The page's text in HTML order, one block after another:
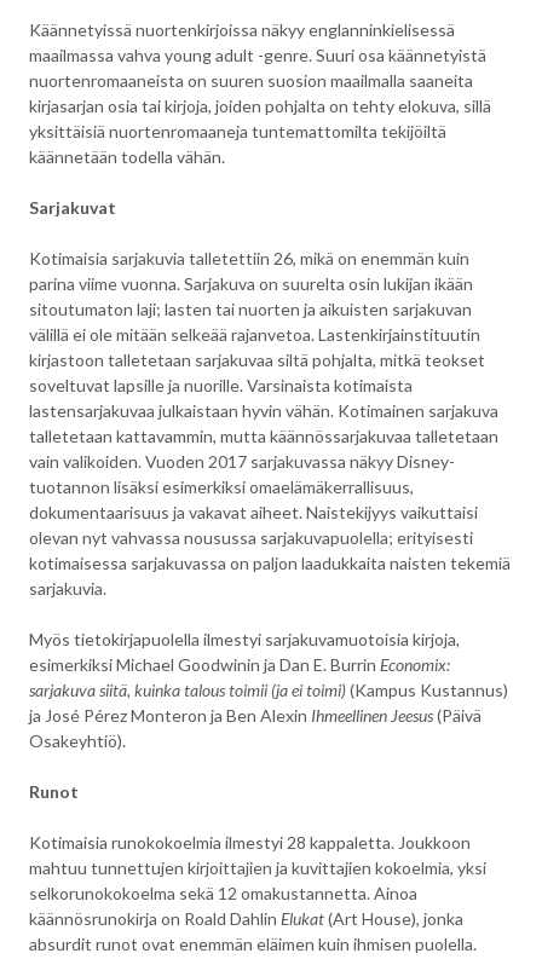
Käännetyissä nuortenkirjoissa näkyy englanninkielisessä
maailmassa vahva young adult -genre. Suuri osa käännetyistä
nuortenromaaneista on suuren suosion maailmalla saaneita
kirjasarjan osia tai kirjoja, joiden pohjalta on tehty elokuva, sillä
yksittäisiä nuortenromaaneja tuntemattomilta tekijöiltä
käännetään todella vähän.
Sarjakuvat
Kotimaisia sarjakuvia talletettiin 26, mikä on enemmän kuin
parina viime vuonna. Sarjakuva on suurelta osin lukijan ikään
sitoutumaton laji; lasten tai nuorten ja aikuisten sarjakuvan
välillä ei ole mitään selkeää rajanvetoa. Lastenkirjainstituutin
kirjastoon talletetaan sarjakuvaa siltä pohjalta, mitkä teokset
soveltuvat lapsille ja nuorille. Varsinaista kotimaista
lastensarjakuvaa julkaistaan hyvin vähän. Kotimainen sarjakuva
talletetaan kattavammin, mutta käännössarjakuvaa talletetaan
vain valikoiden. Vuoden 2017 sarjakuvassa näkyy Disney-
tuotannon lisäksi esimerkiksi omaelämäkerrallisuus,
dokumentaarisuus ja vakavat aiheet. Naistekijyys vaikuttaisi
olevan nyt vahvassa nousussa sarjakuvapuolella; erityisesti
kotimaisessa sarjakuvassa on paljon laadukkaita naisten tekemiä
sarjakuvia.
Myös tietokirjapuolella ilmestyi sarjakuvamuotoisia kirjoja,
esimerkiksi Michael Goodwinin ja Dan E. Burrin Economix:
sarjakuva siitä, kuinka talous toimii (ja ei toimi)(Kampus Kustannus)
ja José Pérez Monteron ja Ben Alexin Ihmeellinen Jeesus(Päivä
Osakeyhtiö).
Runot
Kotimaisia runokokoelmia ilmestyi 28 kappaletta. Joukkoon
mahtuu tunnettujen kirjoittajien ja kuvittajien kokoelmia, yksi
selkorunokokoelma sekä 12 omakustannetta. Ainoa
käännösrunokirja on Roald Dahlin Elukat(Art House), jonka
absurdit runot ovat enemmän eläimen kuin ihmisen puolella.